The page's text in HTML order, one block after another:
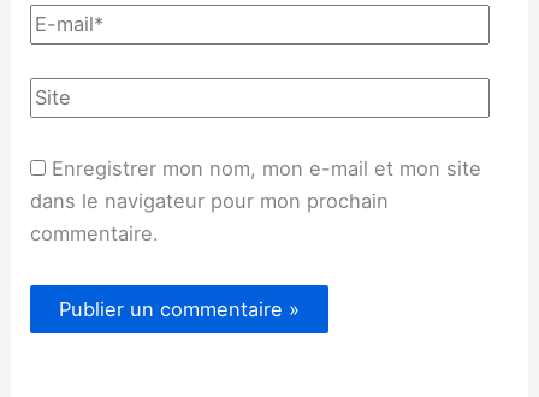
Enregistrer mon nom, mon e-mail et mon site
dans le navigateur pour mon prochain
commentaire.